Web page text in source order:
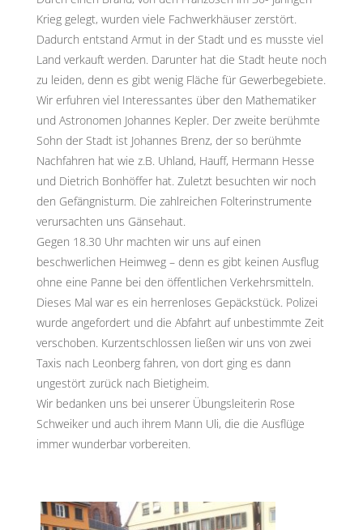
Krieg gelegt, wurden viele Fachwerkhäuser zerstört.
Dadurch entstand Armut in der Stadt und es musste viel
Land verkauft werden. Darunter hat die Stadt heute noch
zu leiden, denn es gibt wenig Fläche für Gewerbegebiete.
Wir erfuhren viel Interessantes über den Mathematiker
und Astronomen Johannes Kepler. Der zweite berühmte
Sohn der Stadt ist Johannes Brenz, der so berühmte
Nachfahren hat wie z.B. Uhland, Hauff, Hermann Hesse
und Dietrich Bonhöffer hat. Zuletzt besuchten wir noch
den Gefängnisturm. Die zahlreichen Folterinstrumente
verursachten uns Gänsehaut.
Gegen 18.30 Uhr machten wir uns auf einen
beschwerlichen Heimweg – denn es gibt keinen Ausflug
ohne eine Panne bei den öffentlichen Verkehrsmitteln.
Dieses Mal war es ein herrenloses Gepäckstück. Polizei
wurde angefordert und die Abfahrt auf unbestimmte Zeit
verschoben. Kurzentschlossen ließen wir uns von zwei
Taxis nach Leonberg fahren, von dort ging es dann
ungestört zurück nach Bietigheim.
Wir bedanken uns bei unserer Übungsleiterin Rose
Schweiker und auch ihrem Mann Uli, die die Ausflüge
immer wunderbar vorbereiten.